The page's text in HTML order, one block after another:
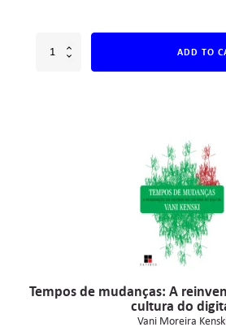
ADD TO
Tempos de mudanças: A
cultura do
Vani Moreira